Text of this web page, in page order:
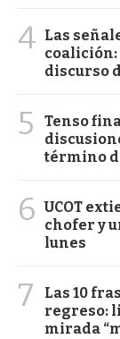
4 Las
coalición:
discurso
5
Tenso
término
6 UCOT
chofer y
lunes
7
Las 10
regreso:
mirada